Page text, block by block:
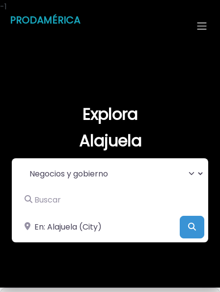
PRODAMÉRICA
Explora
Alajuela
Seleccionar el formulario de búsqueda
Buscar
Cerca de
-1